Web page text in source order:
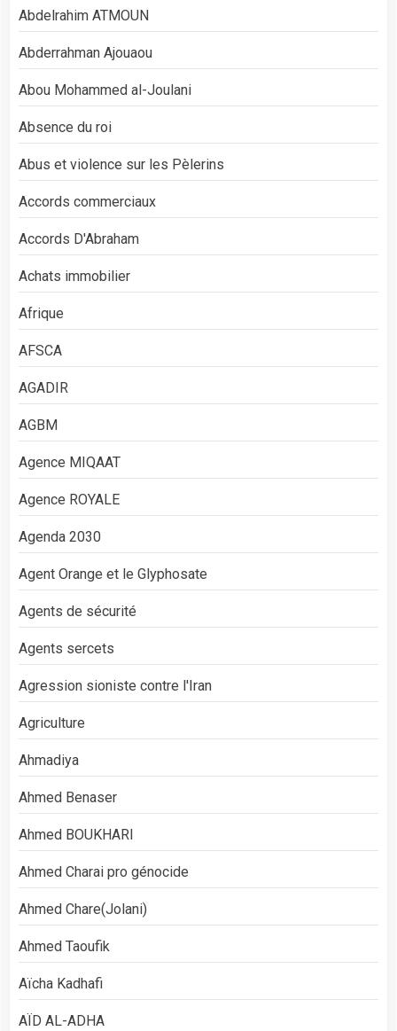
Abdelrahim ATMOUN
Abderrahman Ajouaou
Abou Mohammed al-Joulani
Absence du roi
Abus et violence sur les Pèlerins
Accords commerciaux
Accords D'Abraham
Achats immobilier
Afrique
AFSCA
AGADIR
AGBM
Agence MIQAAT
Agence ROYALE
Agenda 2030
Agent Orange et le Glyphosate
Agents de sécurité
Agents sercets
Agression sioniste contre l'Iran
Agriculture
Ahmadiya
Ahmed Benaser
Ahmed BOUKHARI
Ahmed Charai pro génocide
Ahmed Chare(Jolani)
Ahmed Taoufik
Aïcha Kadhafi
AÏD AL-ADHA